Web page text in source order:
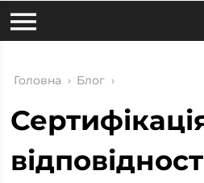
Головна › Блог ›